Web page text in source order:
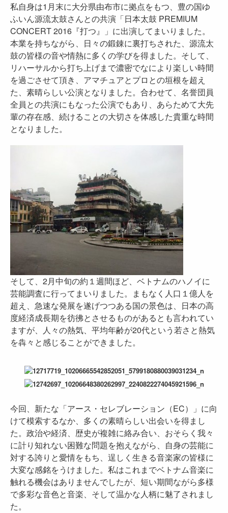
私自身は1月末に大分県由布市に拠点をもつ、豊の国ゆ
ふいん源流太鼓さんとの共演「日本太鼓 PREMIUM
CONCERT 2016『打つ』」に出演してまいりました。
本業を持ちながら、日々の鍛錬に裏打ちされた、源流太
鼓の皆様の音や情熱に多くの学びを得ました。そして、
リハーサルから打ち上げまで濃密でなにより楽しい時間
を過ごさせて頂き、アマチュアとプロとの垣根を超え
た、素晴らしい公演となりました。合わせて、名誉団員
全員との共演にもなった公演でもあり、あらためて大先
輩の存在感、続けることの大切さを体感した貴重な時間
となりました。
そして、2月中旬の約１週間ほど、ベトナムのハノイに
芸能調査に行ってまいりました。まもなく人口１億人を
超え、急速な発展を遂げつつある国の景色は、日本の高
度経済成長期を彷彿とさせるものがあるとも言われてい
ますが、人々の熱気、平均年齢が20代という若さと熱気
を犇々と感じることができました。
今回、新たな「アース・セレブレーション（EC）」に向
けて模索するなか、多くの素晴らしい出会いを得まし
た。政治や経済、歴史が複雑に絡み合い、おそらく我々
に計り知れない困難な問題を抱えながら、自身の芸能に
対する誇りと愛情をもち、逞しく生きる音楽家の皆様に
大変な感銘をうけました。私はこれまでベトナム音楽に
触れる機会はありませんでしたが、短い期間ながら多様
で多彩な音色と音楽、そして温かな人柄に魅了されまし
た。